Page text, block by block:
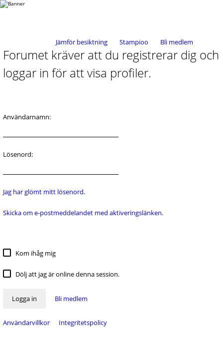
Jämför besiktning Stampioo Bli medlem
Forumet kräver att du registrerar dig och
loggar in för att visa profiler.
Användarnamn:
Lösenord:
Jag har glömt mitt lösenord.
Skicka om e-postmeddelandet med aktiveringslänken.
Kom ihåg mig
Dölj att jag är online denna session.
Logga in Bli medlem
Användarvillkor Integritetspolicy